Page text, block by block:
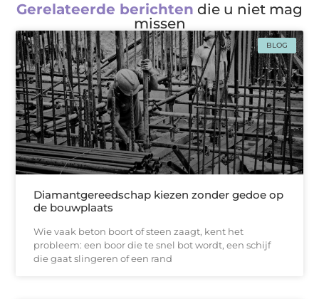
Gerelateerde berichten die u niet mag
missen
BLOG
Diamantgereedschap kiezen zonder gedoe op
de bouwplaats
Wie vaak beton boort of steen zaagt, kent het
probleem: een boor die te snel bot wordt, een schijf
die gaat slingeren of een rand